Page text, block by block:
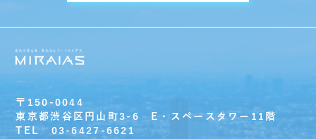
〒150-0044
東京都渋谷区円山町3-6 E・スペースタワー11階
TEL 03-6427-6621